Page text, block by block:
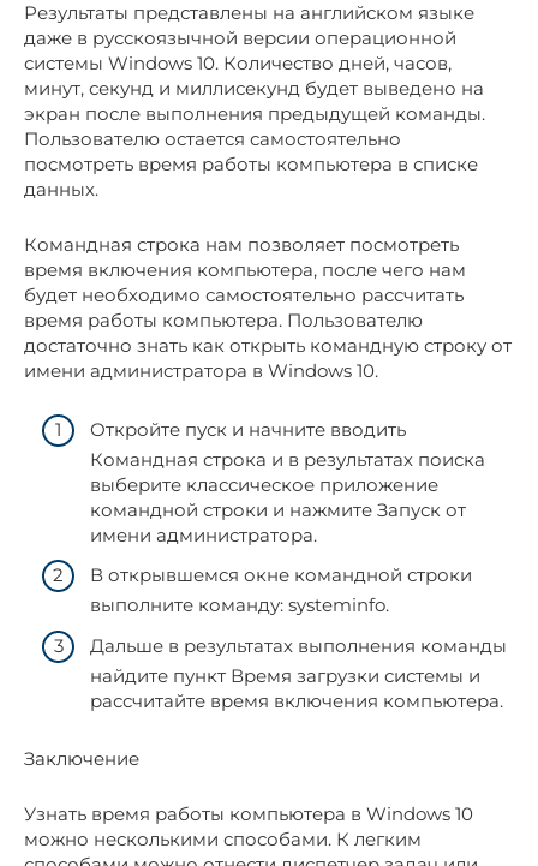
Результаты представлены на английском языке
даже в русскоязычной версии операционной
системы Windows 10. Количество дней, часов,
минут, секунд и миллисекунд будет выведено на
экран после выполнения предыдущей команды.
Пользователю остается самостоятельно
посмотреть время работы компьютера в списке
данных.
Командная строка нам позволяет посмотреть
время включения компьютера, после чего нам
будет необходимо самостоятельно рассчитать
время работы компьютера. Пользователю
достаточно знать как открыть командную строку от
имени администратора в Windows 10.
Откройте пуск и начните вводить
Командная строка и в результатах поиска
выберите классическое приложение
командной строки и нажмите Запуск от
имени администратора.
В открывшемся окне командной строки
выполните команду: systeminfo.
Дальше в результатах выполнения команды
найдите пункт Время загрузки системы и
рассчитайте время включения компьютера.
Заключение
Узнать время работы компьютера в Windows 10
можно несколькими способами. К легким